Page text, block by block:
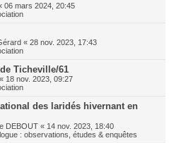
06 mars 2024, 20:45
« 28 nov. 2023, 17:43
Ticheville/61
« 18 nov. 2023, 09:27
des laridés hivernant en
DEBOUT « 14 nov. 2023, 18:40
: observations, études & enquêtes